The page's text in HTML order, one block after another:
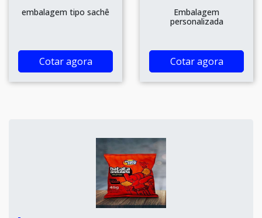
embalagem tipo sachê
Cotar agora
Embalagem
personalizada
Cotar agora